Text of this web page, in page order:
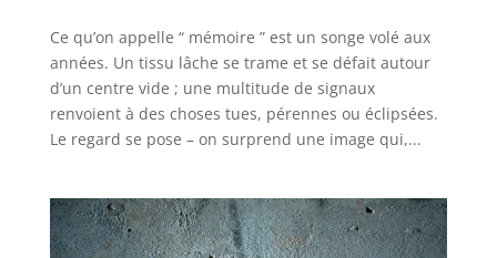
Ce qu’on appelle “ mémoire ” est un songe volé aux
années. Un tissu lâche se trame et se défait autour
d’un centre vide ; une multitude de signaux
renvoient à des choses tues, pérennes ou éclipsées.
Le regard se pose – on surprend une image qui,...